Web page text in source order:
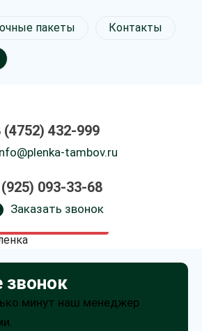
пакеты Контакты
(4752) 432-999
tambov.ru
093-33-68
Заказать звонок
Термоусадочная
в Тамбове
звонок
минут наш менеджер